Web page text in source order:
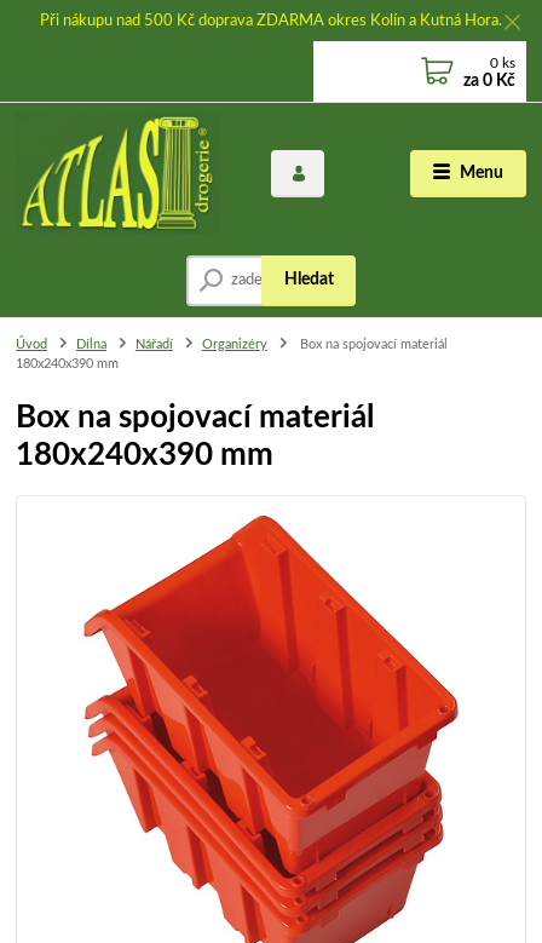
Při nákupu nad 500 Kč doprava ZDARMA okres Kolín a Kutná Hora.
Menu
Hledat
0 ks
za 0 Kč
Úvod Dílna Nářadí Organizéry
Box na spojovací materiál
180x240x390 mm
Box na spojovací materiál
180x240x390 mm